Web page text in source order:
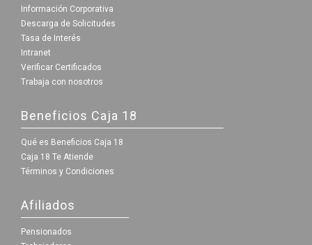
Información Corporativa
Descarga de Solicitudes
Tasa de Interés
Intranet
Verificar Certificados
Trabaja con nosotros
Beneficios Caja 18
Qué es Beneficios Caja 18
Caja 18 Te Atiende
Términos y Condiciones
Afiliados
Pensionados